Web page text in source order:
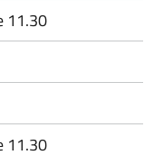
11.30
11.30